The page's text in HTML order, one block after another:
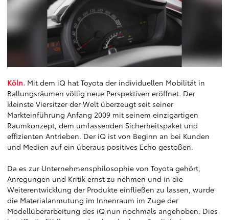
Köln. Mit dem iQ hat Toyota der individuellen Mobilität in
Ballungsräumen völlig neue Perspektiven eröffnet. Der
kleinste Viersitzer der Welt überzeugt seit seiner
Markteinführung Anfang 2009 mit seinem einzigartigen
Raumkonzept, dem umfassenden Sicherheitspaket und
effizienten Antrieben. Der iQ ist von Beginn an bei Kunden
und Medien auf ein überaus positives Echo gestoßen.
Da es zur Unternehmensphilosophie von Toyota gehört,
Anregungen und Kritik ernst zu nehmen und in die
Weiterentwicklung der Produkte einfließen zu lassen, wurde
die Materialanmutung im Innenraum im Zuge der
Modellüberarbeitung des iQ nun nochmals angehoben. Dies